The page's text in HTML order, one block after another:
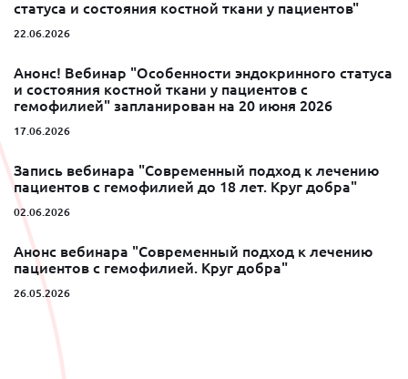
статуса и состояния костной ткани у пациентов"
22.06.2026
Анонс! Вебинар "Особенности эндокринного статуса
и состояния костной ткани у пациентов с
гемофилией" запланирован на 20 июня 2026
17.06.2026
Запись вебинара "Современный подход к лечению
пациентов с гемофилией до 18 лет. Круг добра"
02.06.2026
Анонс вебинара "Современный подход к лечению
пациентов с гемофилией. Круг добра"
26.05.2026